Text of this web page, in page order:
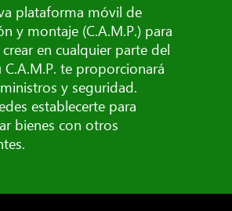
plataforma móvil de
y montaje (C.A.M.P.) para
en cualquier parte del
te proporcionará
y seguridad.
establecerte para
bienes con otros